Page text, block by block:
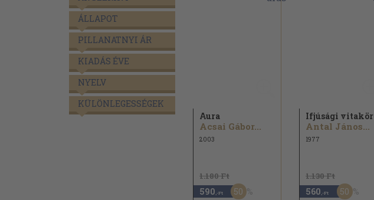
ÁLLAPOT
PILLANATNYI ÁR
KIADÁS ÉVE
NYELV
KÜLÖNLEGESSÉGEK
Aura
Acsai Gábor...
2003
1.180 Ft
590 ,-Ft 50
Ifjúsági vitakör
Antal János...
1977
1.130 Ft
560 ,-Ft 50